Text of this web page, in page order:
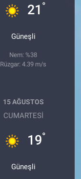
21 °
Güneşli
Nem: %38
Rüzgar: 4.39 m/s
15 AĞUSTOS
CUMARTESI
19°
Güneşli